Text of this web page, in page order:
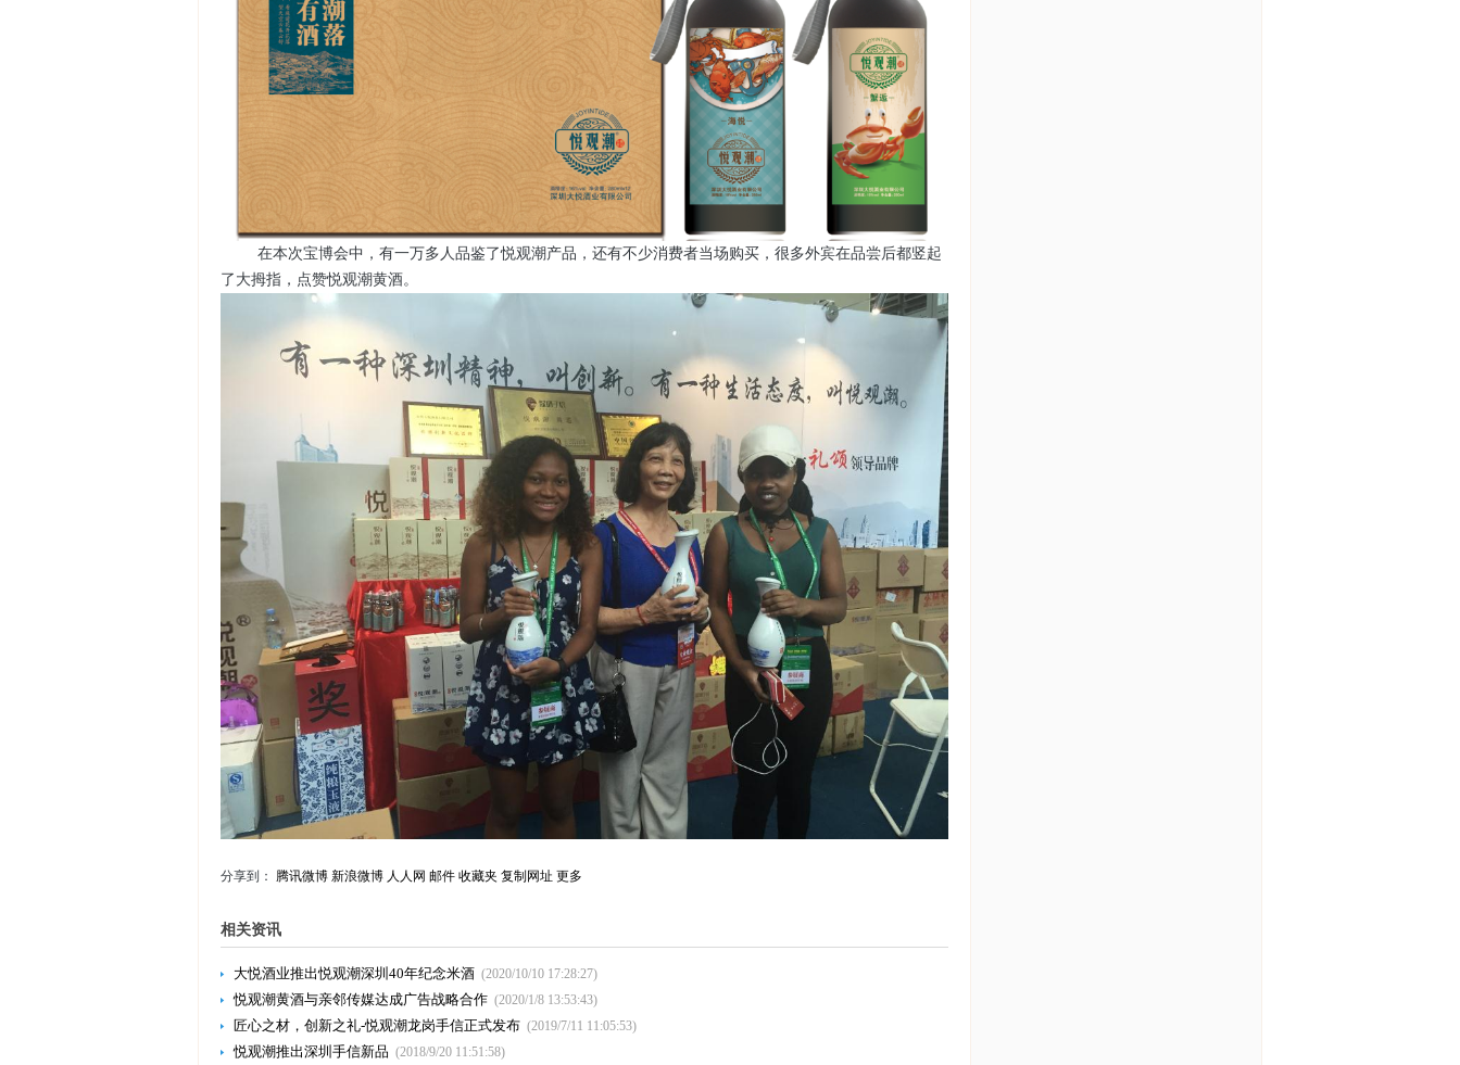
在本次宝博会中，有一万多人品鉴了悦观潮产品，还有不少消费者当场购买，很多外宾在品尝后都竖起
了大拇指，点赞悦观潮黄酒。
分享到： 腾讯微博 新浪微博 人人网 邮件 收藏夹 复制网址 更多
相关资讯
大悦酒业推出悦观潮深圳40年纪念米酒 (2020/10/10 17:28:27)
悦观潮黄酒与亲邻传媒达成广告战略合作 (2020/1/8 13:53:43)
匠心之材，创新之礼-悦观潮龙岗手信正式发布 (2019/7/11 11:05:53)
悦观潮推出深圳手信新品 (2018/9/20 11:51:58)